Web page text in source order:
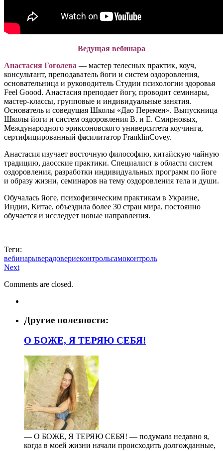
Ведущая вебинара
Анастасия Гоголева — мастер телесных практик, коуч,
консультант, преподаватель йоги и систем оздоровления,
основательница и руководитель Студии психологии здоровья
Feel Goood. Анастасия преподает йогу, проводит семинары,
мастер-классы, групповые и индивидуальные занятия.
Основатель и соведущая Школы «Дао Перемен». Выпускница
Школы йоги и систем оздоровления В. и Е. Смирновых,
Международного эриксоновского университета коучинга,
сертифицированный фасилитатор FranklinCovey.
Анастасия изучает восточную философию, китайскую чайную
традицию, даосские практики. Специалист в области систем
оздоровления, разработки индивидуальных программ по йоге
и образу жизни, семинаров на тему оздоровления тела и души.
Обучалась йоге, психофизическим практикам в Украине,
Индии, Китае, объездила более 30 стран мира, постоянно
обучается и исследует новые направления.
Теги:
вебинарыверадовериеконтрольсамоконтроль
Next
Comments are closed.
Другие полезности:
О БОЖЕ, Я ТЕРЯЮ СЕБЯ!
— О БОЖЕ, Я ТЕРЯЮ СЕБЯ! — подумала недавно я,
когда в моей жизни начали происходить долгожданные,